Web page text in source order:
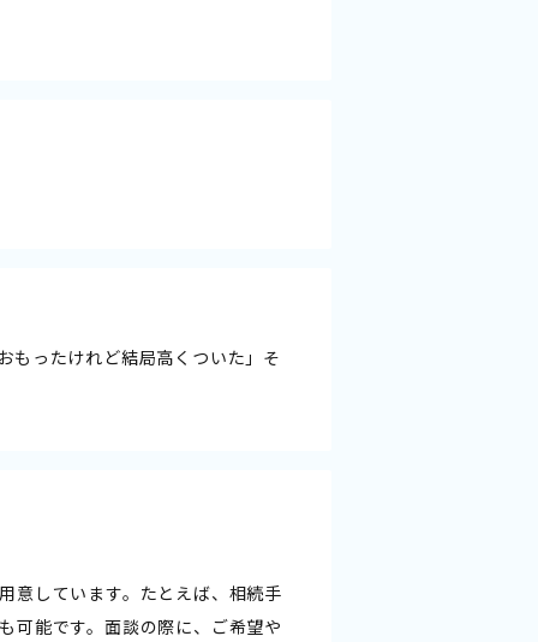
もったけれど結局高くついた」そ
意しています。たとえば、相続手
可能です。面談の際に、ご希望や